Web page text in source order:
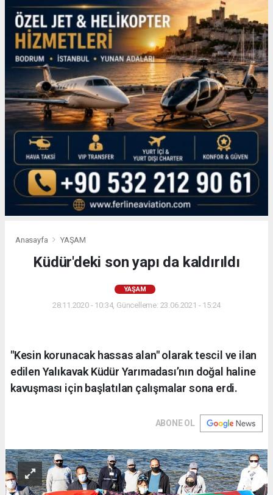
Anasayfa YAŞAM
Küdür'deki son yapı da kaldırıldı
YAŞAM
28.11.2020 - 10:34, Güncelleme: 23.06.2021 - 15:24
"Kesin korunacak hassas alan" olarak tescil ve ilan
edilen Yalıkavak Küdür Yarımadası’nın doğal haline
kavuşması için başlatılan çalışmalar sona erdi.
ABONE OL